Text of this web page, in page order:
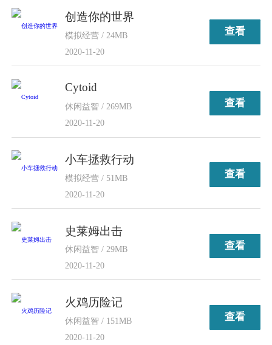
创造你的世界
模拟经营 / 24MB
2020-11-20
查看
Cytoid
休闲益智 / 269MB
2020-11-20
查看
小车拯救行动
模拟经营 / 51MB
2020-11-20
查看
史莱姆出击
休闲益智 / 29MB
2020-11-20
查看
火鸡历险记
休闲益智 / 151MB
2020-11-20
查看